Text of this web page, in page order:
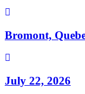
Bromont,
July 22, 2026